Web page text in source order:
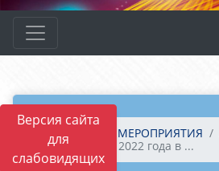
Версия сайта
для
слабовидящих
Главная МЕРОПРИЯТИЯ
28 января 2022 года в ...